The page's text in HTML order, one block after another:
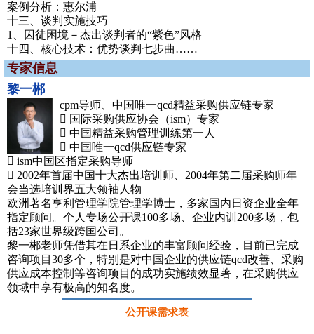
案例分析：惠尔浦
十三、谈判实施技巧
1、囚徒困境－杰出谈判者的“紫色”风格
十四、核心技术：优势谈判七步曲……
专家信息
黎一郴
cpm导师、中国唯一qcd精益采购供应链专家
 国际采购供应协会（ism）专家
 中国精益采购管理训练第一人
 中国唯一qcd供应链专家
 ism中国区指定采购导师
 2002年首届中国十大杰出培训师、2004年第二届采购师年
会当选培训界五大领袖人物
欧洲著名亨利管理学院管理学博士，多家国内日资企业全年
指定顾问。个人专场公开课100多场、企业内训200多场，包
括23家世界级跨国公司。
黎一郴老师凭借其在日系企业的丰富顾问经验，目前已完成
咨询项目30多个，特别是对中国企业的供应链qcd改善、采购
供应成本控制等咨询项目的成功实施绩效显著，在采购供应
领域中享有极高的知名度。
公开课需求表